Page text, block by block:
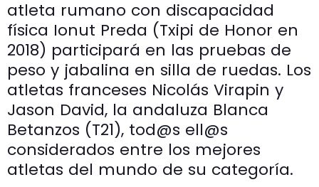
atleta rumano con discapacidad
física Ionut Preda (Txipi de Honor en
2018) participará en las pruebas de
peso y jabalina en silla de ruedas. Los
atletas franceses Nicolás Virapin y
Jason David, la andaluza Blanca
Betanzos (T21), tod@s ell@s
considerados entre los mejores
atletas del mundo de su categoría.